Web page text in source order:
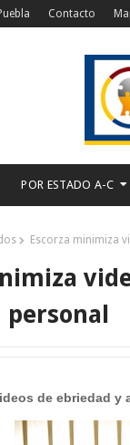
Contacto
POR ESTADO A-C
Escorza minimiza
personal
de ebriedad y